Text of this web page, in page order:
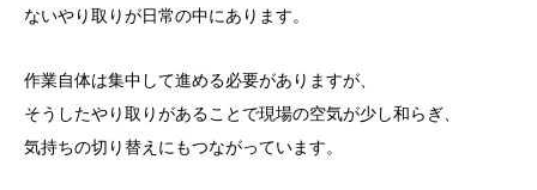
ないやり取りが日常の中にあります。
作業自体は集中して進める必要がありますが、
そうしたやり取りがあることで現場の空気が少し和らぎ、
気持ちの切り替えにもつながっています。